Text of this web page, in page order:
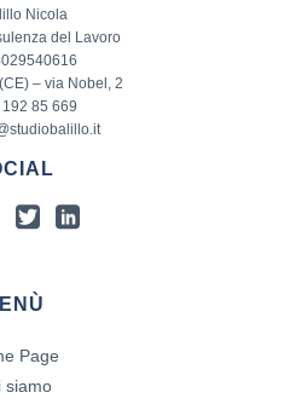
Nicola
del Lavoro
– via Nobel, 2
85 669
Page
siamo